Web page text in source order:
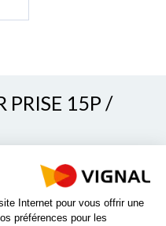
PRISE 15P /
Internet pour vous offrir une
préférences pour les